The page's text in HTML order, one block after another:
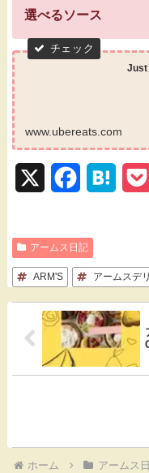
選べるソース
Just
www.ubereats.com
c
e
o
o
e
a
アームス日記
ARM'S アームスデ
ホーム アームス